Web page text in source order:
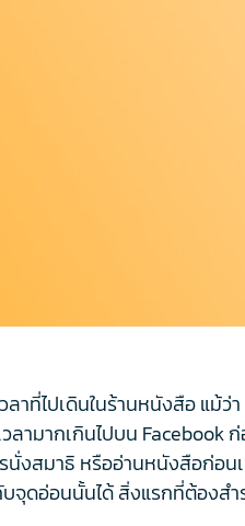
ไปเดินในร้านหนังสือ แม้ว่
ามากเกินไปบน Facebook
รนั่งสมาธิ หรืออ่านหนังสือก่อ
บจุดอ่อนนั้นได้ สิ่งแรกที่ต้อง